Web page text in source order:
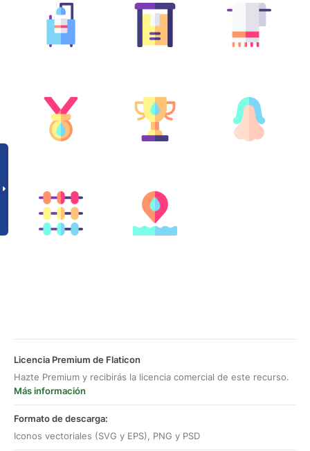
Licencia Premium de Flaticon
Hazte Premium y recibirás la licencia comercial de este recurso.
Más información
Formato de descarga:
Iconos vectoriales (SVG y EPS), PNG y PSD